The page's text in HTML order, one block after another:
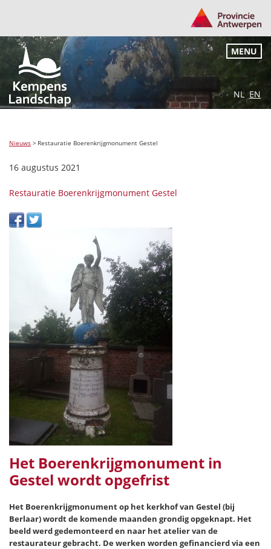
NL EN
MENU
Nieuws > Restauratie Boerenkrijgmonument Gestel
16 augustus 2021
Restauratie Boerenkrijgmonument Gestel
Het Boerenkrijgmonument in
Gestel wordt opgefrist
Het Boerenkrijgmonument op het kerkhof van Gestel (bij
Berlaar) wordt de komende maanden grondig opgeknapt. Het
beeld werd gedemonteerd en naar het atelier van de
restaurateur gebracht. De werken worden gefinancierd via een